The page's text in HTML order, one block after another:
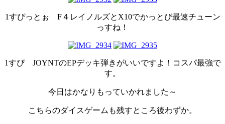
1すぴっとぉ F４レイノルズとX10でかっとび最速チューン
っすね！
1すぴ JOYNTのEPデッキ弾きがいいですよ！コスパ最強で
す。
今日はかなりもっていかれました～
こちらのダイスゲームも残すところ後わずか。